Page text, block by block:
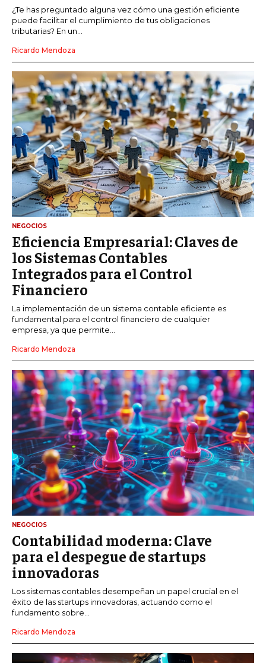
¿Te has preguntado alguna vez cómo una gestión eficiente
puede facilitar el cumplimiento de tus obligaciones
tributarias? En un...
Ricardo Mendoza
NEGOCIOS
Eficiencia Empresarial: Claves de
los Sistemas Contables
Integrados para el Control
Financiero
La implementación de un sistema contable eficiente es
fundamental para el control financiero de cualquier
empresa, ya que permite...
Ricardo Mendoza
NEGOCIOS
Contabilidad moderna: Clave
para el despegue de startups
innovadoras
Los sistemas contables desempeñan un papel crucial en el
éxito de las startups innovadoras, actuando como el
fundamento sobre...
Ricardo Mendoza